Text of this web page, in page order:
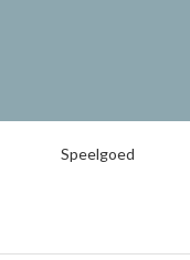
Speelgoed